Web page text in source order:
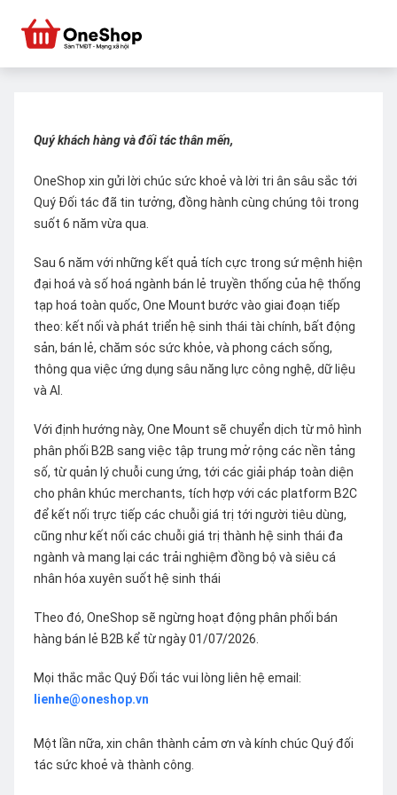
Quý khách hàng và đối tác thân mến,
OneShop xin gửi lời chúc sức khoẻ và lời tri ân sâu sắc tới
Quý Đối tác đã tin tưởng, đồng hành cùng chúng tôi trong
suốt 6 năm vừa qua.
Sau 6 năm với những kết quả tích cực trong sứ mệnh hiện
đại hoá và số hoá ngành bán lẻ truyền thống của hệ thống
tạp hoá toàn quốc, One Mount bước vào giai đoạn tiếp
theo: kết nối và phát triển hệ sinh thái tài chính, bất động
sản, bán lẻ, chăm sóc sức khỏe, và phong cách sống,
thông qua việc ứng dụng sâu năng lực công nghệ, dữ liệu
và AI.
Với định hướng này, One Mount sẽ chuyển dịch từ mô hình
phân phối B2B sang việc tập trung mở rộng các nền tảng
số, từ quản lý chuỗi cung ứng, tới các giải pháp toàn diện
cho phân khúc merchants, tích hợp với các platform B2C
để kết nối trực tiếp các chuỗi giá trị tới người tiêu dùng,
cũng như kết nối các chuỗi giá trị thành hệ sinh thái đa
ngành và mang lại các trải nghiệm đồng bộ và siêu cá
nhân hóa xuyên suốt hệ sinh thái
Theo đó, OneShop sẽ ngừng hoạt động phân phối bán
hàng bán lẻ B2B kể từ ngày 01/07/2026.
Mọi thắc mắc Quý Đối tác vui lòng liên hệ email:
lienhe@oneshop.vn
Một lần nữa, xin chân thành cảm ơn và kính chúc Quý đối
tác sức khoẻ và thành công.